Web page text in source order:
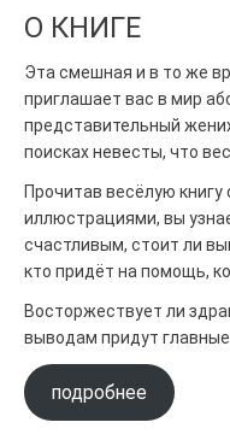
О КНИГЕ
Эта смешная и в то же
приглашает вас в мир
представительный
поисках невесты, что
Прочитав весёлую
иллюстрациями, вы
счастливым, стоит ли
кто придёт на помощь,
Восторжествует ли
выводам придут
подробнее